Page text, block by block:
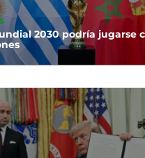
2030 podría jugarse